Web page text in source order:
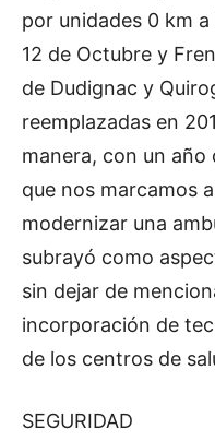
por unidades 0 km
12 de Octubre y
de Dudignac y
reemplazadas en
manera, con un
que nos marcamos
modernizar una
subrayó como
sin dejar de
incorporación de
de los centros de
SEGURIDAD